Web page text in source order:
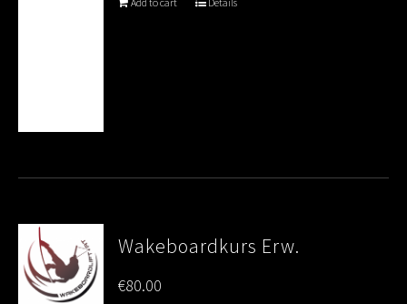
Wakeboardkurs Erw.
€80.00